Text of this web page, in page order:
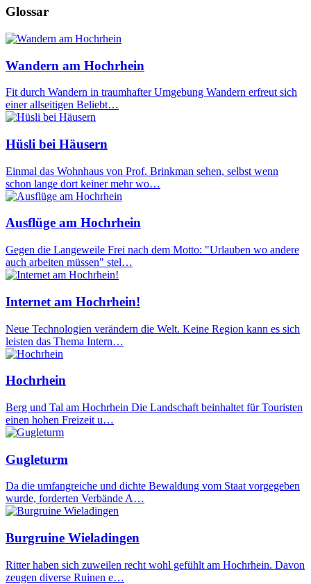
Glossar
Wandern am Hochrhein
Fit durch Wandern in traumhafter Umgebung Wandern erfreut sich
einer allseitigen Beliebt…
Hüsli bei Häusern
Einmal das Wohnhaus von Prof. Brinkman sehen, selbst wenn
schon lange dort keiner mehr wo…
Ausflüge am Hochrhein
Gegen die Langeweile Frei nach dem Motto: "Urlauben wo andere
auch arbeiten müssen" stel…
Internet am Hochrhein!
Neue Technologien verändern die Welt. Keine Region kann es sich
leisten das Thema Intern…
Hochrhein
Berg und Tal am Hochrhein Die Landschaft beinhaltet für Touristen
einen hohen Freizeit u…
Gugleturm
Da die umfangreiche und dichte Bewaldung vom Staat vorgegeben
wurde, forderten Verbände A…
Burgruine Wieladingen
Ritter haben sich zuweilen recht wohl gefühlt am Hochrhein. Davon
zeugen diverse Ruinen e…